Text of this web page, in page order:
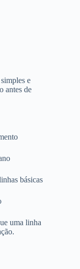
e
antes de
básicas
uma linha